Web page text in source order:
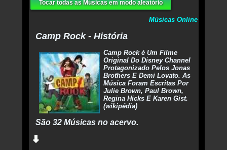
Tocar todas as Músicas em modo aleatório
Músicas Online
Camp Rock - História
Camp Rock é Um Filme
Original Do Disney Channel
Protagonizado Pelos Jonas
Brothers E Demi Lovato. As
Música Foram Escritas Por
Julie Brown, Paul Brown,
Regina Hicks E Karen Gist.
(wikipédia)
São 32 Músicas no acervo.